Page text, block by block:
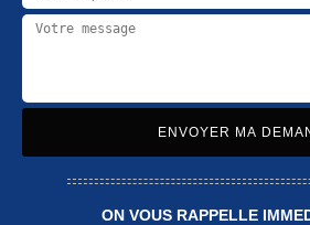
ON VOUS RAPPELLE